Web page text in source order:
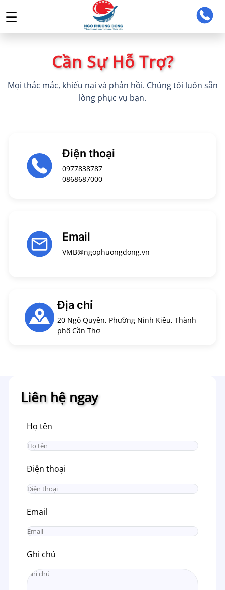
☰
TIN TỨC
Cần Sự Hỗ Trợ?
Mọi thắc mắc, khiếu nại và phản hồi. Chúng tôi luôn sẵn
lòng phục vụ bạn.
Điện thoại
0977838787
0868687000
Email
VMB@ngophuongdong.vn
Địa chỉ
20 Ngô Quyền, Phường Ninh Kiều, Thành
phố Cần Thơ
Liên hệ ngay
Họ tên
Điện thoại
Email
Ghi chú